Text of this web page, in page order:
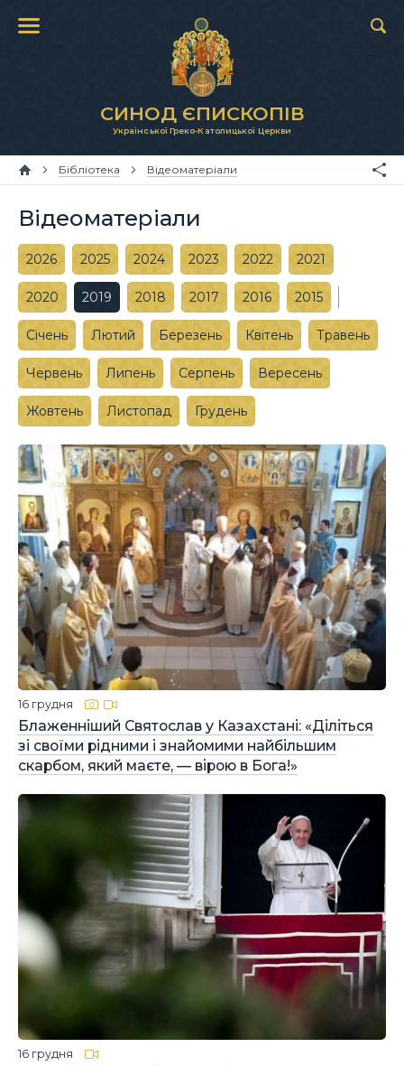
СИНОД ЄПИСКОПІВ
Української Греко-Католицької Церкви
Бібліотека Відеоматеріали
Відеоматеріали
2026 2025 2024 2023 2022 2021
2020 2019 2018 2017 2016 2015
Січень Лютий Березень Квітень Травень
Червень Липень Серпень Вересень
Жовтень Листопад Грудень
Блаженніший Святослав у Казахстані: «Діліться
зі своїми рідними і знайомими найбільшим
скарбом, який маєте, — вірою в Бога!»
16 грудня
16 грудня